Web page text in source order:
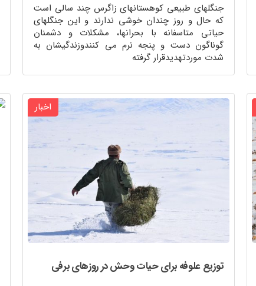
جنگلهای طبیعی کوهستانهای زاگرس چند سالی است
که حال و روز چندان خوشی ندارند و این جنگلهای
حیاتی متاسفانه با بحرانها، مشکلات و دشمنان
گوناگون دست و پنجه نرم می کنندوزندگیشان به
شدت موردتهدیدقرار گرفته
اخبار
توزیع علوفه برای حیات وحش در روزهای برفی